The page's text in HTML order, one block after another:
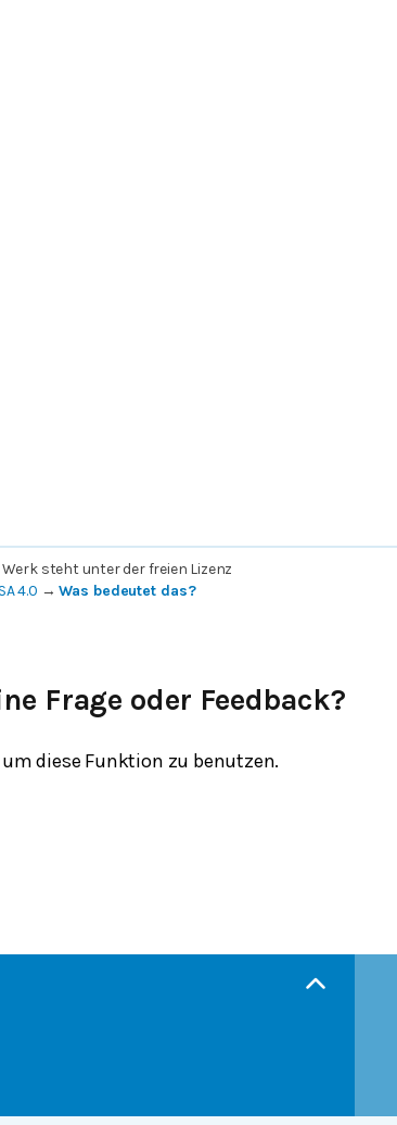
Werk steht unter der freien Lizenz
4.0 →Was bedeutet das?
Frage oder Feedback?
um diese Funktion zu benutzen.